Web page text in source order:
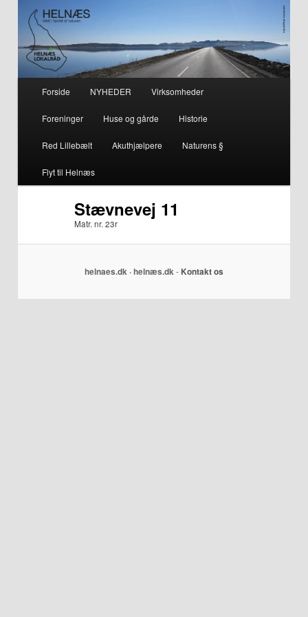
Helnæs
– smuk på alle årstider i hjertet af naturen
Fortsæt
til
primært
indhold
Fortsæt
til
sekundært
indhold
Forside NYHEDER Virksomheder
Foreninger Huse og gårde Historie
Red Lillebælt Akuthjælpere Naturens §
Flyt til Helnæs
Stævnevej 11
Matr. nr. 23r
helnaes.dk · helnæs.dk- Kontakt os